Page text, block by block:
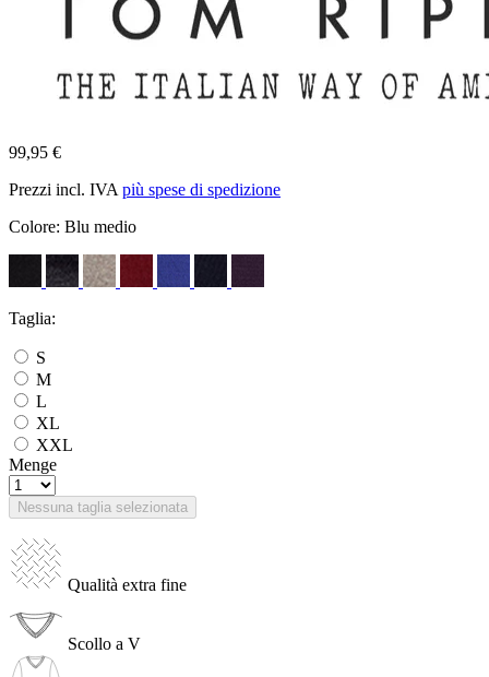
99,95 €
Prezzi incl. IVA più spese di spedizione
Colore: Blu medio
Taglia:
S
M
L
XL
XXL
Menge
Nessuna taglia selezionata
Qualità extra fine
Scollo a V